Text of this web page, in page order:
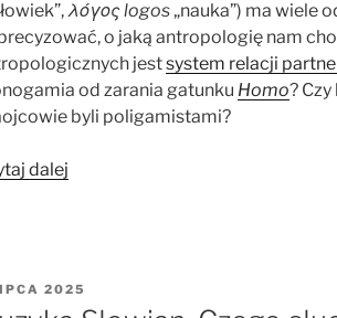
λόγος logos „nauka”) ma wiele
o jaką antropologię nam
jestsystem relacji
od zarania gatunku Homo?
byli poligamistami?
dalej
2025